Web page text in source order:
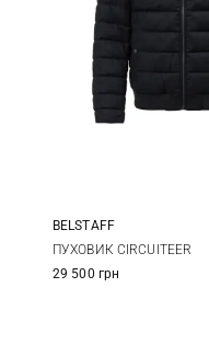
S M
BELSTAFF
ПУХОВИК CIRCUITEER
29 500 грн